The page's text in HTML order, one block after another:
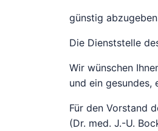
günstig
Die Dienststelle
Wir wünschen
und ein
Für den Vorstand
(Dr. med. J.-U.